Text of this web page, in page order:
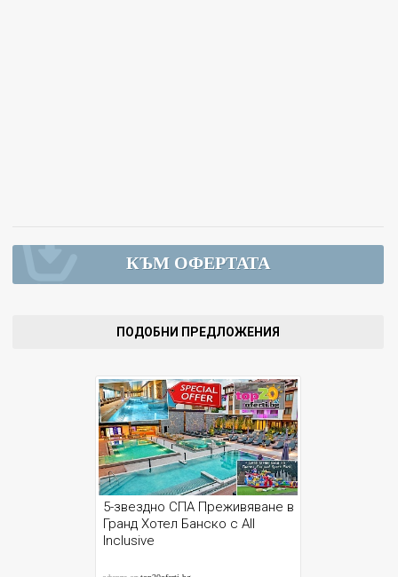
КЪМ ОФЕРТАТА
ПОДОБНИ ПРЕДЛОЖЕНИЯ
5-звездно СПА Преживяване в
Гранд Хотел Банско с All
Inclusive